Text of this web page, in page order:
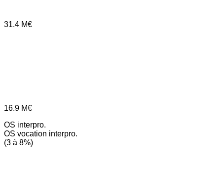
31.4 M€
16.9 M€
OS interpro.
OS vocation interpro.
(3 à 8%)